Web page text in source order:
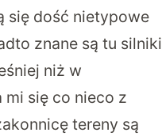
się dość nietypowe
znane są tu silniki
niż w
mi się co nieco z
tereny są